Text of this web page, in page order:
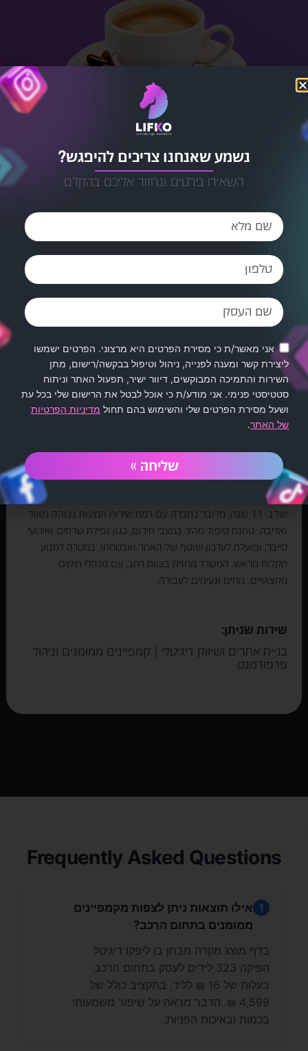
מחמאות שגורמות לנו להסמיק
כרמלה קופר
דוברת לגופים ציבורים, מומחית
לאסטרטגיה ותוכן
בעבודה ובניית אתרים לגופים ציבוריים וכן, לחברות העוסקות
בתחומי הפיתוח והנדל"ן. כמו כן, מנהלת את עולמות השיווק הדיגיטלי
המקבילים ומכירה את הממשקים הרבים הנדרשים. מניסיון בעבודה
של כ-11 שנה, מדובר בחברה עם רמת שירות וזמינות גבוהה מאוד
ואדיבה. נותנת טיפול מהיר במצבי חירום, כגון נפילת שרתים ואירועי
סייבר, ופועלת לעדכון שוטף של האתר ואבטחתו, במטרה למנוע
תקלות מראש. המשרד מחזיק בצוות רחב, עם מנהלי תיקים
מקצועיים, נוחים ונעימים לעבודה.
שירות שניתן:
בניית אתרים ושיווק דיגיטלי | קמפיינים ממומנים וניהול
פרפורמנס
Frequently Asked Questions
1
אילו תוצאות ניתן לצפות מקמפיינים
ממומנים בתחום הרכב?
בדף מוצג מקרה מבחן בו ליפקו דיגיטל
הפיקה 323 לידים לעסק בתחום הרכב
בעלות של 16 ₪ לליד, בתקציב כולל של
4,599 ₪. הדבר מראה על שיפור משמעותי
בכמות ובאיכות הפניות.
נשמע שאנחנו צריכים להיפגש?
השאירו פרטים ונחזור אליכם בהקדם
אני מאשר/ת כי מסירת הפרטים היא מרצוני. הפרטים ישמשו
ליצירת קשר ומענה לפנייה, ניהול וטיפול בבקשה/רישום, מתן
השירות והתמיכה המבוקשים, דיוור ישיר, תפעול האתר וניתוח
סטטיסטי פנימי. אני מודע/ת כי אוכל לבטל את הרישום שלי בכל עת
ושעל מסירת הפרטים שלי והשימוש בהם תחול מדיניות הפרטיות
של האתר.
שליחה »